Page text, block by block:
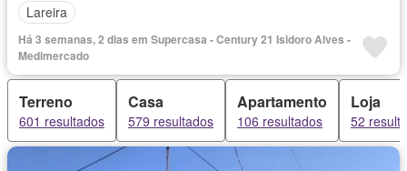
Lareira
Há 3 semanas, 2 dias em Supercasa - Century 21 Isidoro Alves -
Medimercado
Terreno
601 resultados
Casa
579 resultados
Apartamento
106 resultados
Loja
52